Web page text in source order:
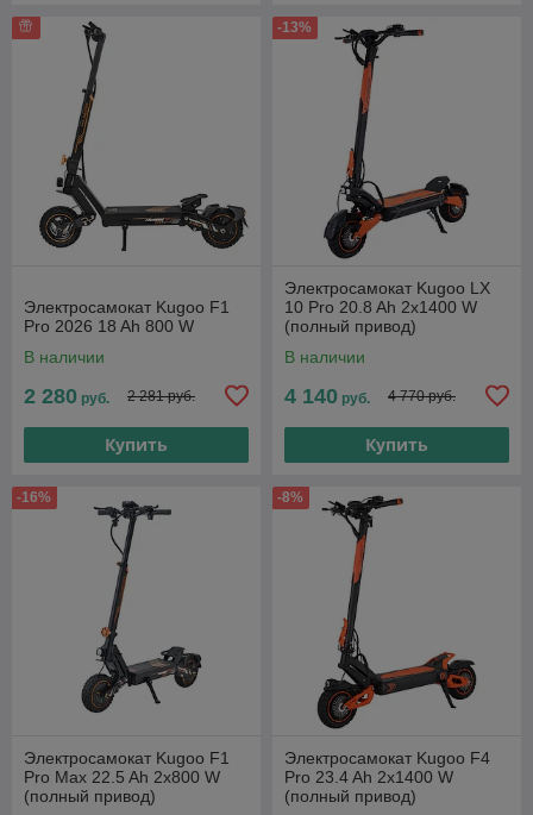
Электросамокат Kugoo F1
Pro 2026 18 Ah 800 W
В наличии
2 280 руб. 2 281 руб.
Купить
-13%
Электросамокат Kugoo LX
10 Pro 20.8 Ah 2x1400 W
(полный привод)
В наличии
4 140 руб. 4 770 руб.
Купить
-16%
Электросамокат Kugoo F1
Pro Max 22.5 Ah 2x800 W
(полный привод)
-8%
Электросамокат Kugoo F4
Pro 23.4 Ah 2x1400 W
(полный привод)